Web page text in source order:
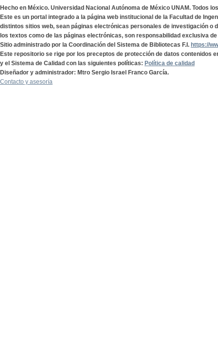
Hecho en México. Universidad Nacional Autónoma de México UNAM. Todos
Este es un portal integrado a la página web institucional de la Facultad de
distintos sitios web, sean páginas electrónicas personales de investigación o
los textos como de las páginas electrónicas, son responsabilidad exclusiva
Sitio administrado por la Coordinación del Sistema de Bibliotecas F.I. https://
Este repositorio se rige por los preceptos de protección de datos contenidos
y el Sistema de Calidad con las siguientes políticas: Política de calidad
Diseñador y administrador: Mtro Sergio Israel Franco García.
Contacto y asesoría